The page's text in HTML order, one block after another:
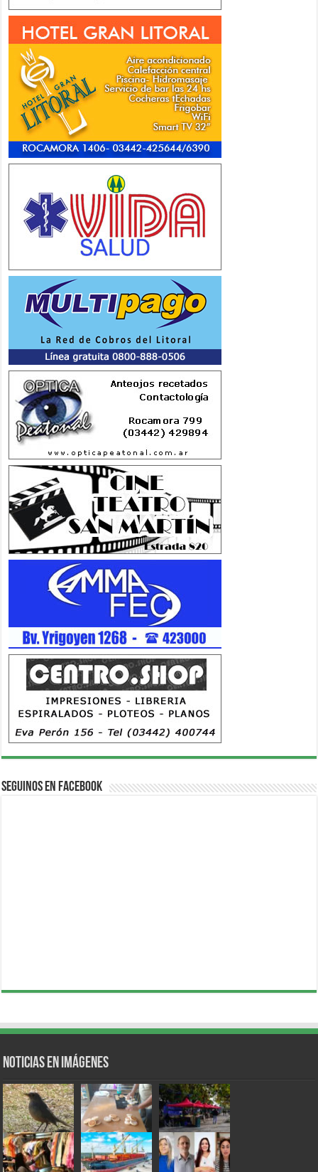
Seguinos en Facebook
Noticias en Imágenes